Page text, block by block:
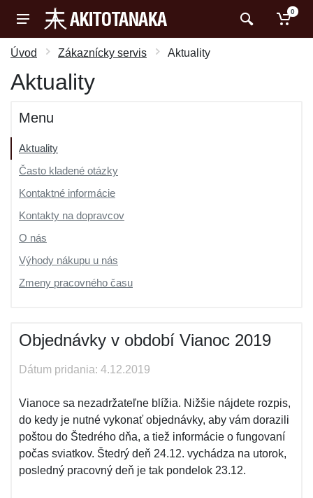
0
Úvod Zákaznícky servis Aktuality
Aktuality
Menu
Aktuality
Často kladené otázky
Kontaktné informácie
Kontakty na dopravcov
O nás
Výhody nákupu u nás
Zmeny pracovného času
Objednávky v období Vianoc 2019
Dátum pridania: 4.12.2019
Vianoce sa nezadržateľne blížia. Nižšie nájdete rozpis,
do kedy je nutné vykonať objednávky, aby vám dorazili
poštou do Štedrého dňa, a tiež informácie o fungovaní
počas sviatkov. Štedrý deň 24.12. vychádza na utorok,
posledný pracovný deň je tak pondelok 23.12.